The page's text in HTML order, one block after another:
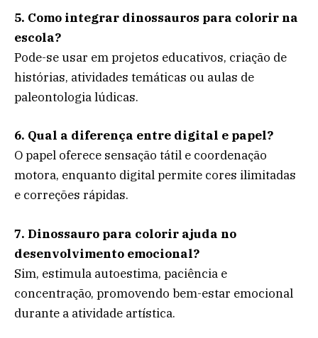
5. Como integrar dinossauros para colorir na
escola?
Pode-se usar em projetos educativos, criação de
histórias, atividades temáticas ou aulas de
paleontologia lúdicas.
6. Qual a diferença entre digital e papel?
O papel oferece sensação tátil e coordenação
motora, enquanto digital permite cores ilimitadas
e correções rápidas.
7. Dinossauro para colorir ajuda no
desenvolvimento emocional?
Sim, estimula autoestima, paciência e
concentração, promovendo bem-estar emocional
durante a atividade artística.